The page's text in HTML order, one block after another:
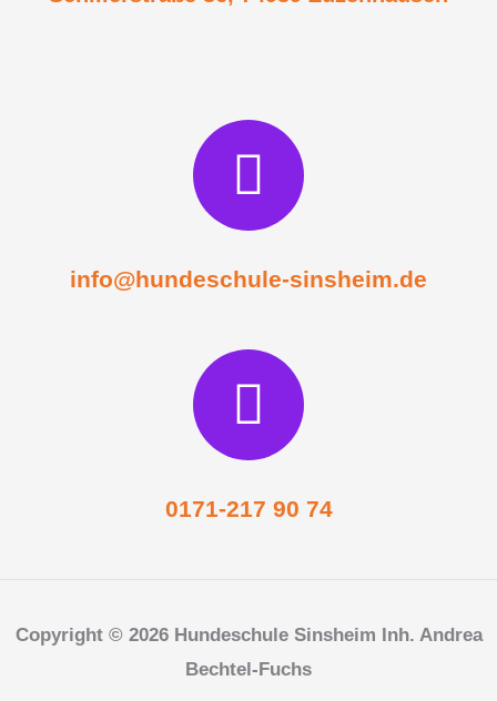
info@hundeschule-sinsheim.de
0171-217 90 74
Copyright © 2026 Hundeschule Sinsheim Inh. Andrea
Bechtel-Fuchs